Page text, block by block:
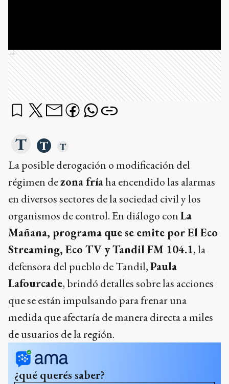
Ads
La posible derogación o modificación del
régimen dezona fríaha encendido las alarmas
en diversos sectores de la sociedad civil y los
organismos de control. En diálogo conLa
Mañana, programa que se emite por El Eco
Streaming, Eco TV y Tandil FM 104.1, la
defensora del pueblo de Tandil,Paula
Lafourcade, brindó detalles sobre las acciones
que se están impulsando para frenar una
medida que afectaría de manera directa a miles
de usuarios de la región.
¿qué querés saber?